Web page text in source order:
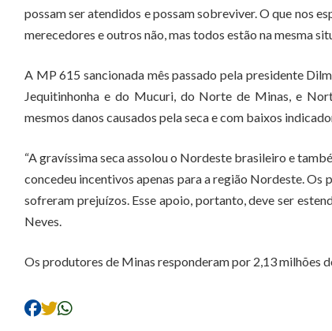
possam ser atendidos e possam sobreviver. O que nos
merecedores e outros não, mas todos estão na mesma
A MP 615 sancionada mês passado pela presidente
Jequitinhonha e do Mucuri, do Norte de Minas, e
mesmos danos causados pela seca e com baixos
“A gravíssima seca assolou o Nordeste brasileiro e
concedeu incentivos apenas para a região Nordeste.
sofreram prejuízos. Esse apoio, portanto, deve ser
Neves.
Os produtores de Minas responderam por 2,13 milhões